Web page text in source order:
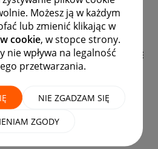
Możesz ją w każdym
lub zmienić klikając w
cookie, w stopce strony.
nie wpływa na legalność
przetwarzania.
NIE ZGADZAM SIĘ
ZGODY